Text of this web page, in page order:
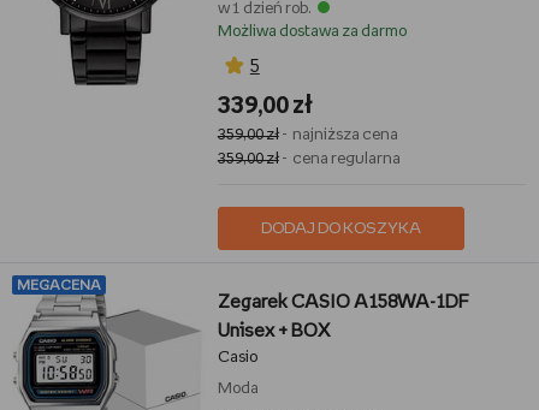
w 1 dzień rob.
Możliwa dostawa za darmo
5
339,00 zł
359,00 zł- najniższa cena
359,00 zł- cena regularna
DODAJ DO KOSZYKA
MEGACENA
Zegarek CASIO A158WA-1DF
Unisex + BOX
Casio
Moda